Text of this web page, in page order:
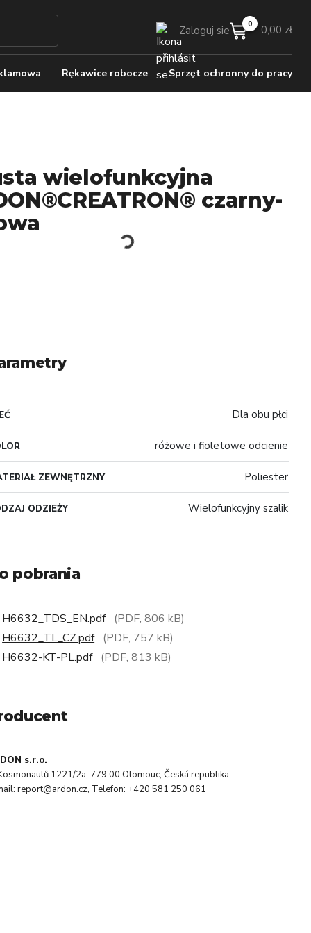
Zaloguj sie 0,00 zł
Rękawice robocze Sprzęt ochronny do pracy
wielofunkcyjna
czarny-
Dla obu płci
różowe i fioletowe odcienie
ZEWNĘTRZNY Poliester
ODZIEŻY Wielofunkcyjny szalik
pobrania
H6632_TDS_EN.pdf (PDF, 806 kB)
H6632_TL_CZ.pdf (PDF, 757 kB)
H6632-KT-PL.pdf (PDF, 813 kB)
s.r.o.
1221/2a, 779 00 Olomouc, Česká republika
report@ardon.cz, Telefon: +420 581 250 061